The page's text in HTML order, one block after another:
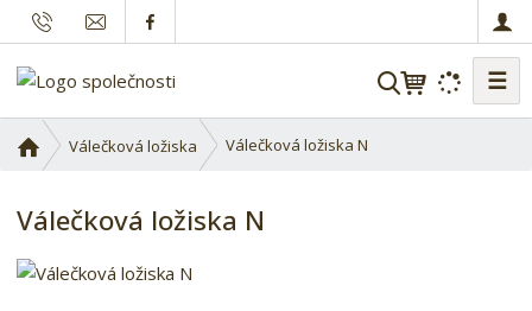
V
☰
v
d
í
Válečková ložiska Válečková ložiska N
Válečková ložiska N